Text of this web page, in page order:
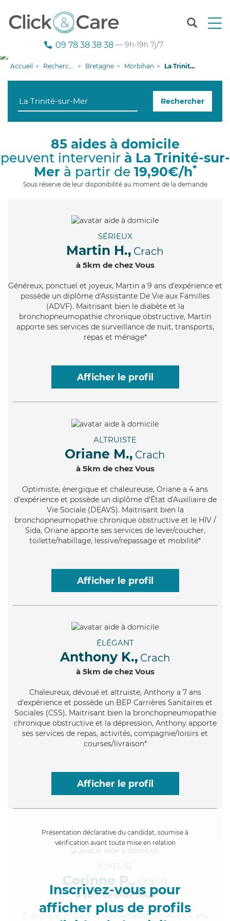
T
n
g
i
09 78 38 38 38 — 9h-19h 7j/7
Accueil Recherche aide à domicile Bretagne Morbihan La Trinité-sur-Mer
Rechercher
85 aides à domicile
peuvent intervenir à La Trinité-sur-
Merà partir de 19,90€/h*
Sous réserve de leur disponibilité au moment de la demande
SÉRIEUX
Martin H., Crach
à 5km de chez Vous
Généreux, ponctuel et joyeux, Martin a 9 ans d'expérience et
possède un diplôme d'Assistante De Vie aux Familles
(ADVF). Maitrisant bien le diabète et la
bronchopneumopathie chronique obstructive, Martin
apporte ses services de surveillance de nuit, transports,
repas et ménage*
Afficher le profil
ALTRUISTE
Oriane M., Crach
à 5km de chez Vous
Optimiste, énergique et chaleureuse, Oriane a 4 ans
d'expérience et possède un diplôme d'État d'Auxiliaire de
Vie Sociale (DEAVS). Maitrisant bien la
bronchopneumopathie chronique obstructive et le HIV /
Sida, Oriane apporte ses services de lever/coucher,
toilette/habillage, lessive/repassage et mobilité*
Afficher le profil
ÉLÉGANT
Anthony K., Crach
à 5km de chez Vous
Chaleureux, dévoué et altruiste, Anthony a 7 ans
d'expérience et possède un BEP Carrières Sanitaires et
Sociales (CSS). Maitrisant bien la bronchopneumopathie
chronique obstructive et la dépression, Anthony apporte
ses services de repas, activités, compagnie/loisirs et
courses/livraison*
Afficher le profil
Présentation déclarative du candidat, soumise à
vérification avant toute mise en relation
Inscrivez-vous pour
afficher plus de profils
JOYEUSE
Corinne P., Crach
à 5km de chez Vous
, efficace et bienveillante, Corinne a 4 ans